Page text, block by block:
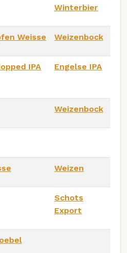
Winterbier
Weisse Weizenbock
IPA
Engelse IPA
Weizenbock
Weizen
Schots
Export